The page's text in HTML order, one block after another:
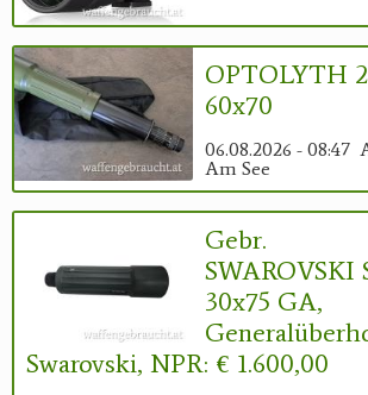
OPTOLYTH
60x70
06.08.2026 - 08:47
Am See
Gebr.
SWAROVSKI
30x75 GA,
Swarovski, NPR: € 1.600,00